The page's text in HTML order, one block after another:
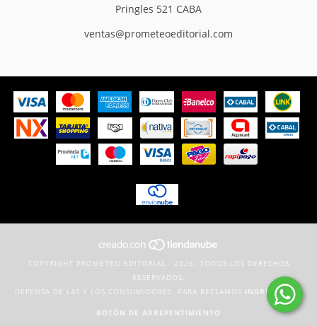
Pringles 521 CABA
ventas@prometeoeditorial.com
COPYRIGHT PROMETEO EDITORIAL - 2026. TODOS LOS DERECHOS
RESERVADOS.
DEFENSA DE LAS Y LOS CONSUMIDORES. PARA RECLAMOS INGRESÁ ACÁ.
BOTÓN DE ARREPENTIMIENTO